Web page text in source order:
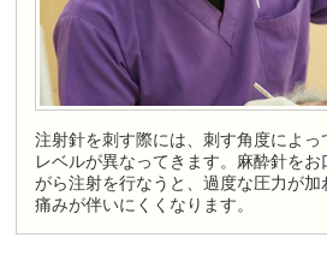
注射針を刺す際には、刺す角度によっ
レベルが異なってきます。麻酔針を
がら注射を行なうと、過度な圧力が加
痛みが伴いにくくなります。